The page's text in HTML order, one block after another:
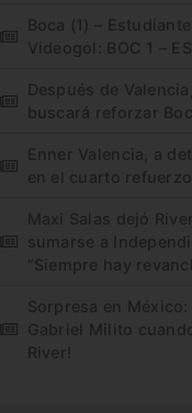
Boca (1) –
Videogol: BOC 1 –
Después de
buscará reforzar
Enner Valencia, a
en el cuarto
Maxi Salas dejó
sumarse a
“Siempre hay
Sorpresa en
Gabriel Milito
River!